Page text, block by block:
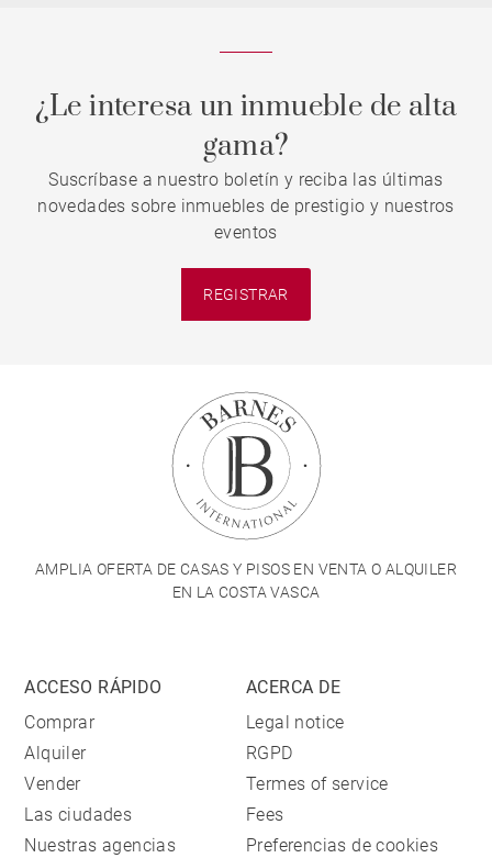
¿Le interesa un inmueble de alta
gama?
Suscríbase a nuestro boletín y reciba las últimas
novedades sobre inmuebles de prestigio y nuestros
eventos
REGISTRAR
AMPLIA OFERTA DE CASAS Y PISOS EN VENTA O ALQUILER
EN LA COSTA VASCA
ACCESO RÁPIDO
Comprar
Alquiler
Vender
Las ciudades
Nuestras agencias
ACERCA DE
Legal notice
RGPD
Termes of service
Fees
Preferencias de cookies